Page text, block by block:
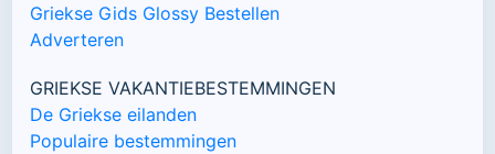
Griekse Gids Glossy Bestellen
Adverteren
GRIEKSE VAKANTIEBESTEMMINGEN
De Griekse eilanden
Populaire bestemmingen